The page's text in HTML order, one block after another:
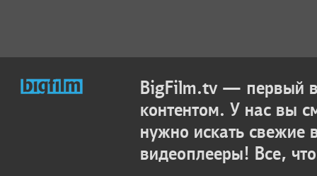
BigFilm.tv — первый
контентом. У нас вы
нужно искать свежие
видеоплееры! Все,